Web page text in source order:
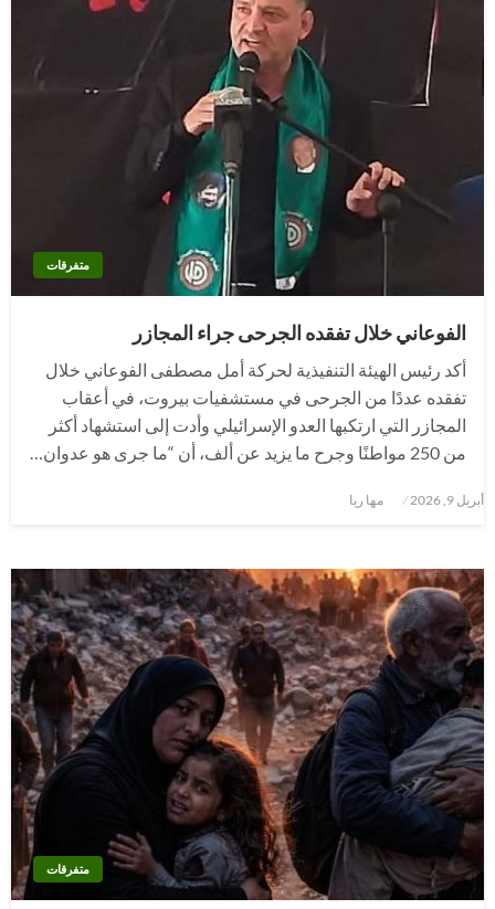
متفرقات
الفوعاني خلال تفقده الجرحى جراء المجازر
أكد رئيس الهيئة التنفيذية لحركة أمل مصطفى الفوعاني خلال
تفقده عددًا من الجرحى في مستشفيات بيروت، في أعقاب
المجازر التي ارتكبها العدو الإسرائيلي وأدت إلى استشهاد أكثر
من 250 مواطنًا وجرح ما يزيد عن ألف، أن “ما جرى هو عدوان…
نُشر
في
أبريل 9, 2026 مها ريا
متفرقات